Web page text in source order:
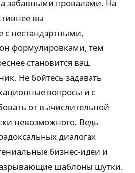
забавными провалами. На
вы
с нестандартными,
формулировками, тем
становится ваш
Не бойтесь задавать
вопросы и с
от вычислительной
невозможного. Ведь
диалогах
бизнес-идеи и
шаблоны шутки.